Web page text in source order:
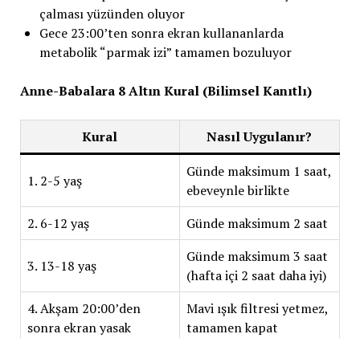
çalması yüzünden oluyor
Gece 23:00’ten sonra ekran kullananlarda
metabolik “parmak izi” tamamen bozuluyor
Anne-Babalara 8 Altın Kural (Bilimsel Kanıtlı)
Kural Nasıl Uygulanır?
1. 2-5 yaş
Günde maksimum 1 saat,
ebeveynle birlikte
2. 6-12 yaş
Günde maksimum 2 saat
3. 13-18 yaş
Günde maksimum 3 saat
(hafta içi 2 saat daha iyi)
4. Akşam 20:00’den
sonra ekran yasak
Mavi ışık filtresi yetmez,
tamamen kapat